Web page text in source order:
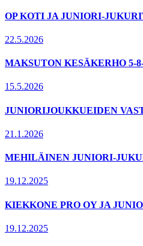
OP KOTI JA JUNIORI-
22.5.2026
MAKSUTON KESÄKERHO
15.5.2026
JUNIORIJOUKKUEIDEN
21.1.2026
MEHILÄINEN JUNIORI-
19.12.2025
KIEKKONE PRO OY JA
19.12.2025